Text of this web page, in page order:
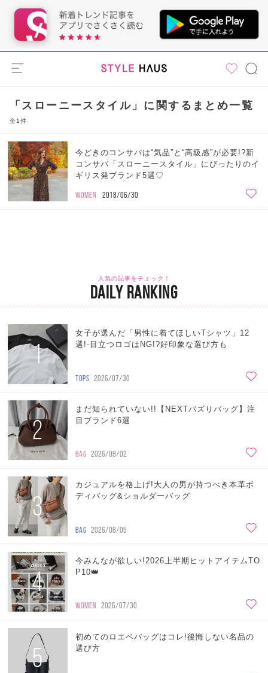
「スローニースタイル」に関するまとめ一覧
全1件
今どきのコンサバは“気品”と“高級感”が必要!?新
コンサバ「スローニースタイル」にぴったりのイ
ギリス発ブランド5選♡
WOMEN 2018/06/30
人気の記事をチェック！
DAILY RANKING
1
女子が選んだ「男性に着てほしいTシャツ」12
選!-目立つロゴはNG!?好印象な選び方も
TOPS 2026/07/30
2
まだ知られていない!!【NEXTバズりバッグ】注
目ブランド6選
BAG 2026/08/02
3
カジュアルを格上げ!大人の男が持つべき本革ボ
ディバッグ&ショルダーバッグ
BAG 2026/08/05
4
今みんなが欲しい!2026上半期ヒットアイテムTO
P10👑
WOMEN 2026/07/30
5
初めてのロエベバッグはコレ!後悔しない名品の
選び方